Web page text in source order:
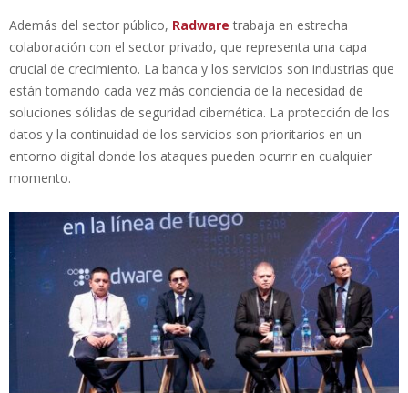
Además del sector público, Radware trabaja en estrecha
colaboración con el sector privado, que representa una capa
crucial de crecimiento. La banca y los servicios son industrias que
están tomando cada vez más conciencia de la necesidad de
soluciones sólidas de seguridad cibernética. La protección de los
datos y la continuidad de los servicios son prioritarios en un
entorno digital donde los ataques pueden ocurrir en cualquier
momento.